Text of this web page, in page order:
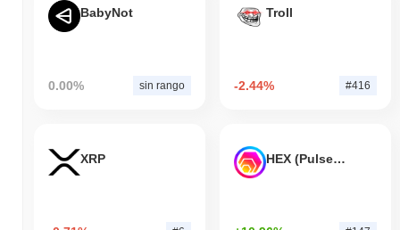
BabyNot
0.00% sin rango
Troll
-2.44% #416
XRP HEX (Pulsechain)